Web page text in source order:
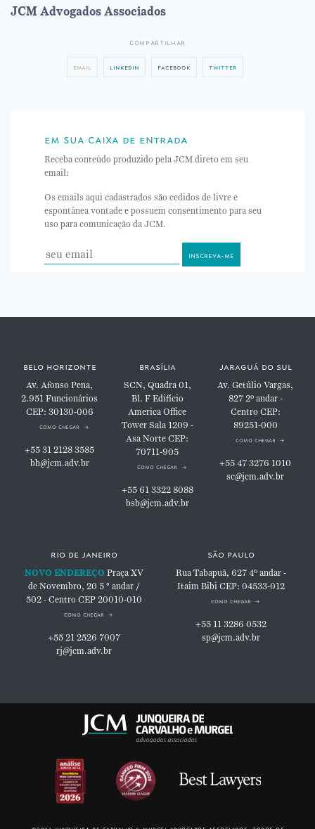
JCM Advogados Associados
compartilhar
email linkedin facebook twitter
em sua caixa de entrada
Receba conteúdo produzido pela JCM direto em seu
email:
Os emails aqui cadastrados são cedidos de livre e
espontânea vontade e possuem consentimento para seu
uso para comunicação da JCM.
belo horizonte
Av. Afonso Pena,
2.951Funcionários
CEP: 30130-006
como chegar
+55 31 2128 3585
bh@jcm.adv.br
brasília
SCN, Quadra 01,
Bl. FEdifício
America Office
TowerSala 1209 -
Asa NorteCEP:
70711-905
como chegar
+55 61 3322 8088
bsb@jcm.adv.br
jaraguá do sul
Av. Getúlio Vargas,
8272º andar -
Centro CEP:
89251-000
como chegar
+55 47 3276 1010
sc@jcm.adv.br
rio de janeiro
NOVO ENDEREÇO Praça XV
de Novembro, 20 5 ° andar /
502 - Centro CEP 20010-010
como chegar
+55 21 2526 7007
rj@jcm.adv.br
são paulo
Rua Tabapuã, 6274º andar -
Itaim BibiCEP: 04533-012
como chegar
+55 11 3286 0532
sp@jcm.adv.br